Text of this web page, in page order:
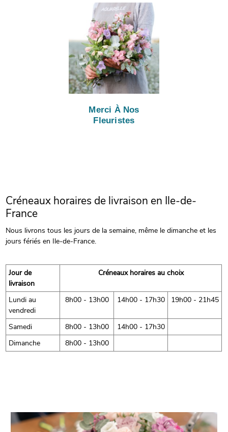
Merci À Nos
Fleuristes
Créneaux horaires de livraison en Ile-de-
France
Nous livrons tous les jours de la semaine, même le dimanche et les
jours fériés en Ile-de-France.
Jour de
livraison
Créneaux horaires au choix
Lundi au
vendredi
8h00 - 13h00 14h00 - 17h30 19h00 - 21h45
Samedi 8h00 - 13h00
14h00 - 17h30
Dimanche
8h00 - 13h00